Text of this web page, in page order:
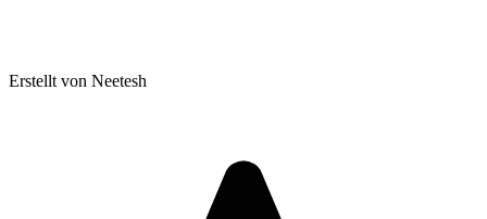
Erstellt von Neetesh